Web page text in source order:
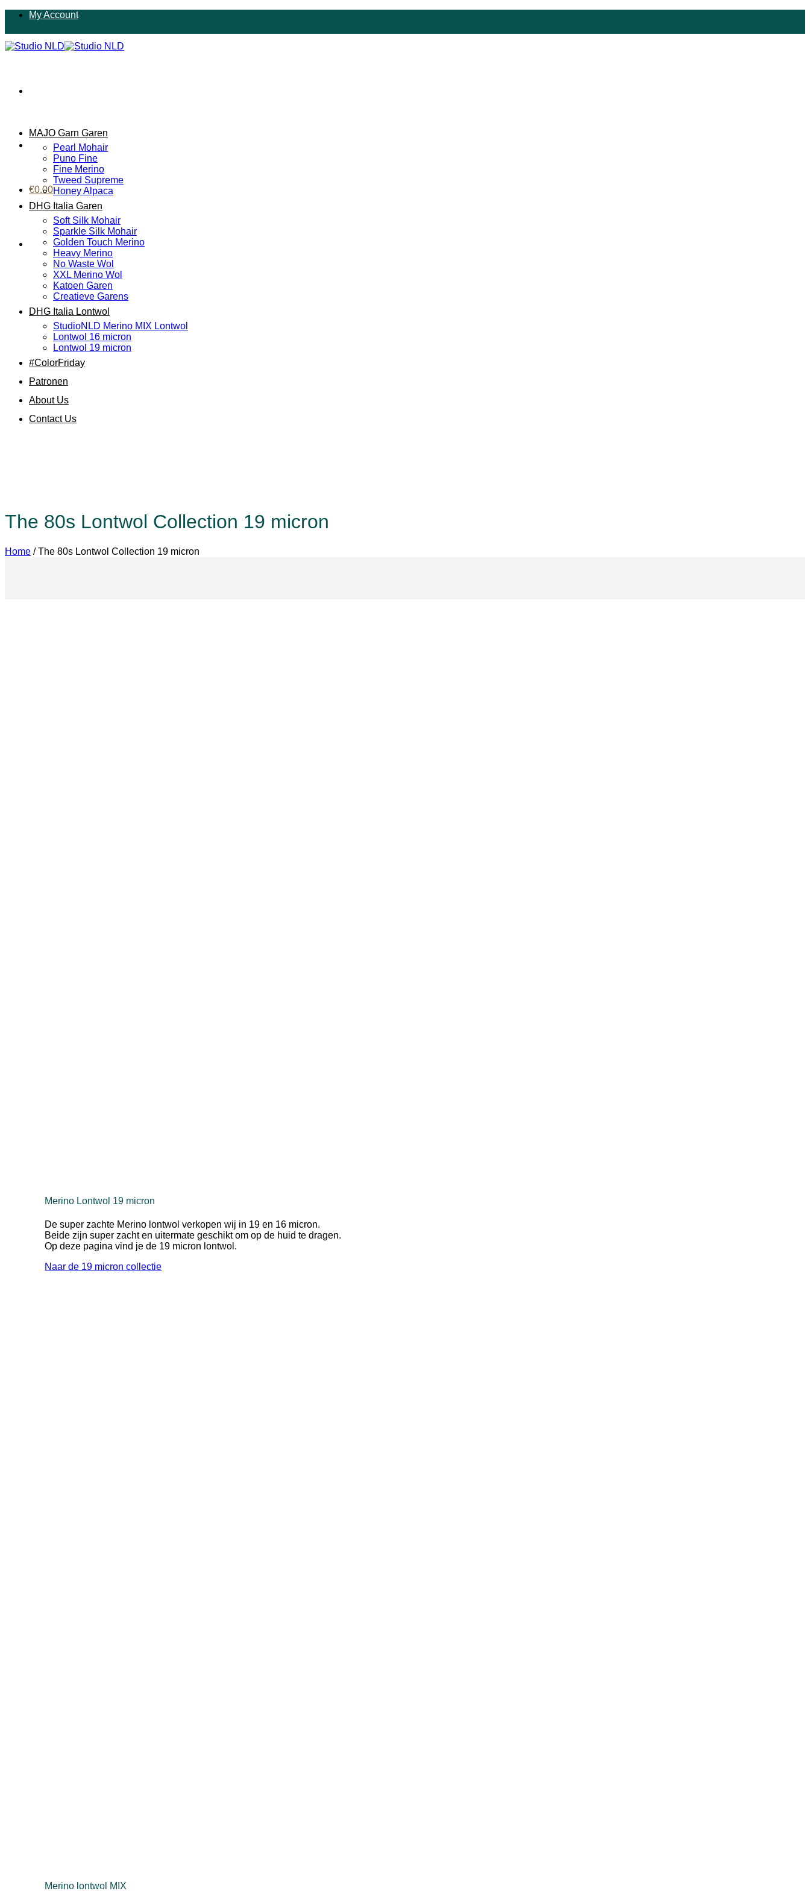
inhoud
My Account
€0.00
MAJO Garn Garen
Pearl Mohair
Puno Fine
Fine Merino
Tweed Supreme
Honey Alpaca
DHG Italia Garen
Soft Silk Mohair
Sparkle Silk Mohair
Golden Touch Merino
Heavy Merino
No Waste Wol
XXL Merino Wol
Katoen Garen
Creatieve Garens
DHG Italia Lontwol
StudioNLD Merino MIX Lontwol
Lontwol 16 micron
Lontwol 19 micron
#ColorFriday
Patronen
About Us
Contact Us
The 80s Lontwol Collection 19 micron
Home /The 80s Lontwol Collection 19 micron
Merino Lontwol 19 micron
De super zachte Merino lontwol verkopen wij in 19 en 16 micron.
Beide zijn super zacht en uitermate geschikt om op de huid te dragen.
Op deze pagina vind je de 19 micron lontwol.
Naar de 19 micron collectie
Merino lontwol MIX